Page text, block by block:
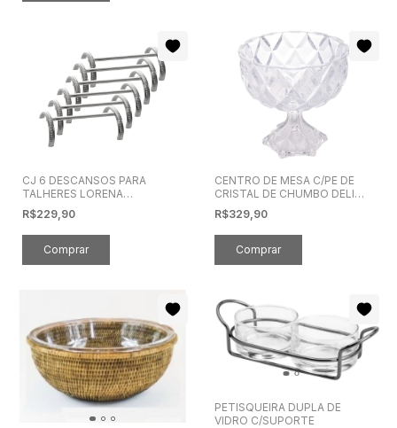
CJ 6 DESCANSOS PARA
TALHERES LORENA
PRATEADO ZAMAC
R$229,90
CENTRO DE MESA C/PE DE
CRISTAL DE CHUMBO DELI
DIAMOND 24,5x24cm
R$329,90
PETISQUEIRA DUPLA DE
VIDRO C/SUPORTE